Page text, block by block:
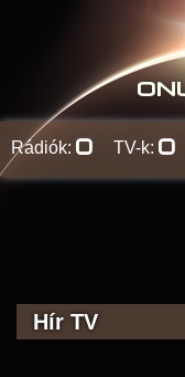
Rádiók: TV-k:
Hír TV